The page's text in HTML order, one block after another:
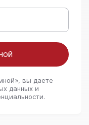
вы даете
данных и